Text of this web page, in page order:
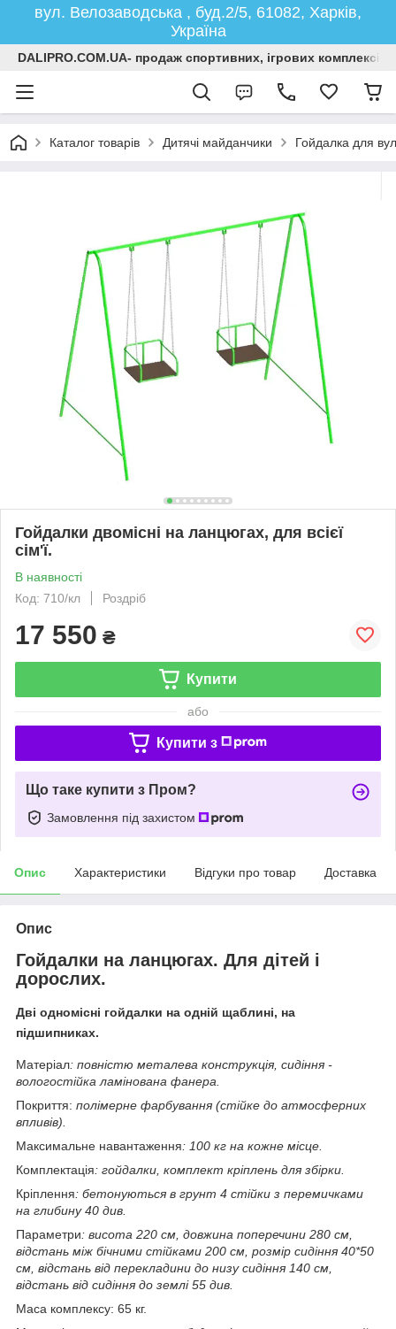
вул. Велозаводська , буд.2/5, 61082, Харків,
Україна
DALIPRO.COM.UA- продаж спортивних, ігрових
Каталог товарів Дитячі майданчики Гойдалка для
Гойдалки двомісні на ланцюгах, для всієї
сім'ї.
В наявності
Код: 710/кл
Роздріб
17 550 ₴
Купити
або
Купити з
Що таке купити з Пром?
Замовлення під захистом
Опис Характеристики Відгуки про товар Доставка
Опис
Гойдалки на ланцюгах. Для дітей і
дорослих.
Дві одномісні гойдалки на одній щаблині, на
підшипниках.
Матеріал: повністю металева конструкція, сидіння -
вологостійка ламінована фанера.
Покриття: полімерне фарбування (стійке до атмосферних
впливів).
Максимальне навантаження: 100 кг на кожне місце.
Комплектація: гойдалки, комплект кріплень для збірки.
Кріплення: бетонуються в грунт 4 стійки з перемичками
на глибину 40 див.
Параметри: висота 220 см, довжина поперечини 280 см,
відстань між бічними стійками 200 см, розмір сидіння 40*50
см, відстань від перекладини до низу сидіння 140 см,
відстань від сидіння до землі 55 див.
Маса комплексу: 65 кг.